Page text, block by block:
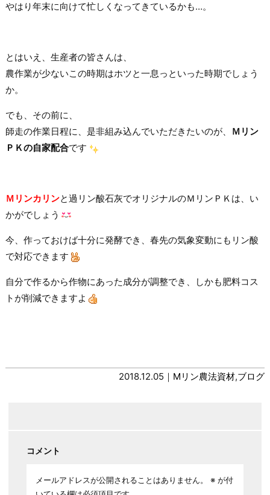
やはり年末に向けて忙しくなってきているかも…。
とはいえ、生産者の皆さんは、
農作業が少ないこの時期はホツと一息っといった時期でしょう
か。
でも、その前に、
師走の作業日程に、是非組み込んでいただきたいのが、
Ｍリン
ＰＫの自家配合です
Ｍリンカリンと過リン酸石灰でオリジナルのＭリンＰＫは、い
かがでしょう
今、作っておけば十分に発酵でき、春先の気象変動にもリン酸
で対応できます
自分で作るから作物にあった成分が調整でき、しかも肥料コス
トが削減できますよ
2018.12.05｜ Mリン農法資材,ブログ
コメント
メールアドレスが公開されることはありません。 ※が付